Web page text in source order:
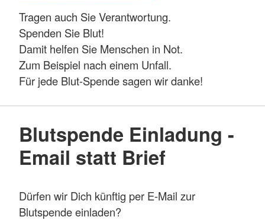
Tragen auch Sie Verantwortung.
Spenden Sie Blut!
Damit helfen Sie Menschen in Not.
Zum Beispiel nach einem Unfall.
Für jede Blut-Spende sagen wir danke!
Blutspende Einladung -
Email statt Brief
Dürfen wir Dich künftig per E-Mail zur
Blutspende einladen?